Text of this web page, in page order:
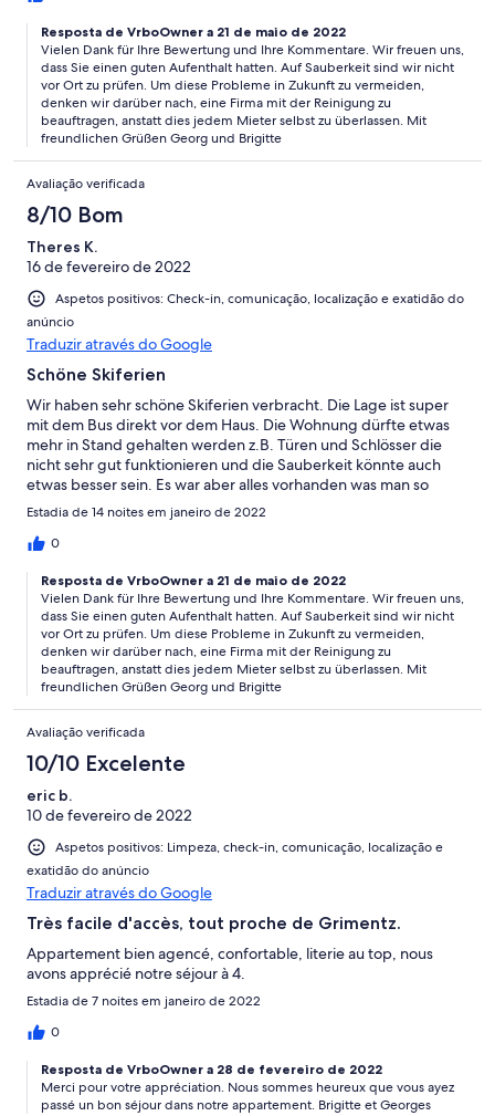
Resposta de VrboOwner a 21 de maio de 2022
Vielen Dank für Ihre Bewertung und Ihre Kommentare. Wir freuen uns,
dass Sie einen guten Aufenthalt hatten. Auf Sauberkeit sind wir nicht
vor Ort zu prüfen. Um diese Probleme in Zukunft zu vermeiden,
denken wir darüber nach, eine Firma mit der Reinigung zu
beauftragen, anstatt dies jedem Mieter selbst zu überlassen. Mit
freundlichen Grüßen Georg und Brigitte
Avaliação verificada
8/10 Bom
Theres K.
16 de fevereiro de 2022
Aspetos positivos: Check-in, comunicação, localização e exatidão do
anúncio
Traduzir através do Google
Schöne Skiferien
Wir haben sehr schöne Skiferien verbracht. Die Lage ist super
mit dem Bus direkt vor dem Haus. Die Wohnung dürfte etwas
mehr in Stand gehalten werden z.B. Türen und Schlösser die
nicht sehr gut funktionieren und die Sauberkeit könnte auch
etwas besser sein. Es war aber alles vorhanden was man so
braucht.
Estadia de 14 noites em janeiro de 2022
0
Resposta de VrboOwner a 21 de maio de 2022
Vielen Dank für Ihre Bewertung und Ihre Kommentare. Wir freuen uns,
dass Sie einen guten Aufenthalt hatten. Auf Sauberkeit sind wir nicht
vor Ort zu prüfen. Um diese Probleme in Zukunft zu vermeiden,
denken wir darüber nach, eine Firma mit der Reinigung zu
beauftragen, anstatt dies jedem Mieter selbst zu überlassen. Mit
freundlichen Grüßen Georg und Brigitte
Avaliação verificada
10/10 Excelente
eric b.
10 de fevereiro de 2022
Aspetos positivos: Limpeza, check-in, comunicação, localização e
exatidão do anúncio
Traduzir através do Google
Très facile d'accès, tout proche de Grimentz.
Appartement bien agencé, confortable, literie au top, nous
avons apprécié notre séjour à 4.
Estadia de 7 noites em janeiro de 2022
0
Resposta de VrboOwner a 28 de fevereiro de 2022
Merci pour votre appréciation. Nous sommes heureux que vous ayez
passé un bon séjour dans notre appartement. Brigitte et Georges